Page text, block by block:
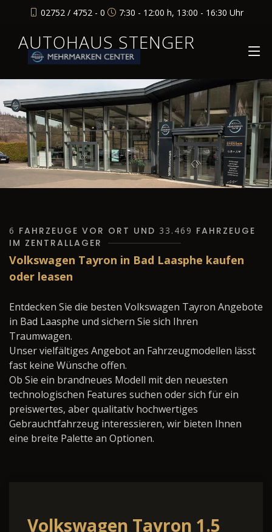
02752 / 4752 - 0 7:30 - 12:00 h, 13:00 - 16:30 Uhr
AUTOHAUS STENGER
6 FAHRZEUGE VOR ORT UND 33.469 FAHRZEUGE
IM ZENTRALLAGER
Volkswagen Tayron in Bad Laasphe kaufen
oder leasen
Entdecken Sie die besten Volkswagen Tayron Angebote
in Bad Laasphe und sichern Sie sich Ihren
Traumwagen.
Unser vielfältiges Angebot an Fahrzeugmodellen lässt
fast keine Wünsche offen.
Ob Sie ein brandneues Modell mit den neuesten
technologischen Features suchen oder sich für ein
preiswertes, aber qualitativ hochwertiges
Gebrauchtfahrzeug interessieren, wir bieten Ihnen
eine breite Palette an Optionen.
Volkswagen Tayron 1.5